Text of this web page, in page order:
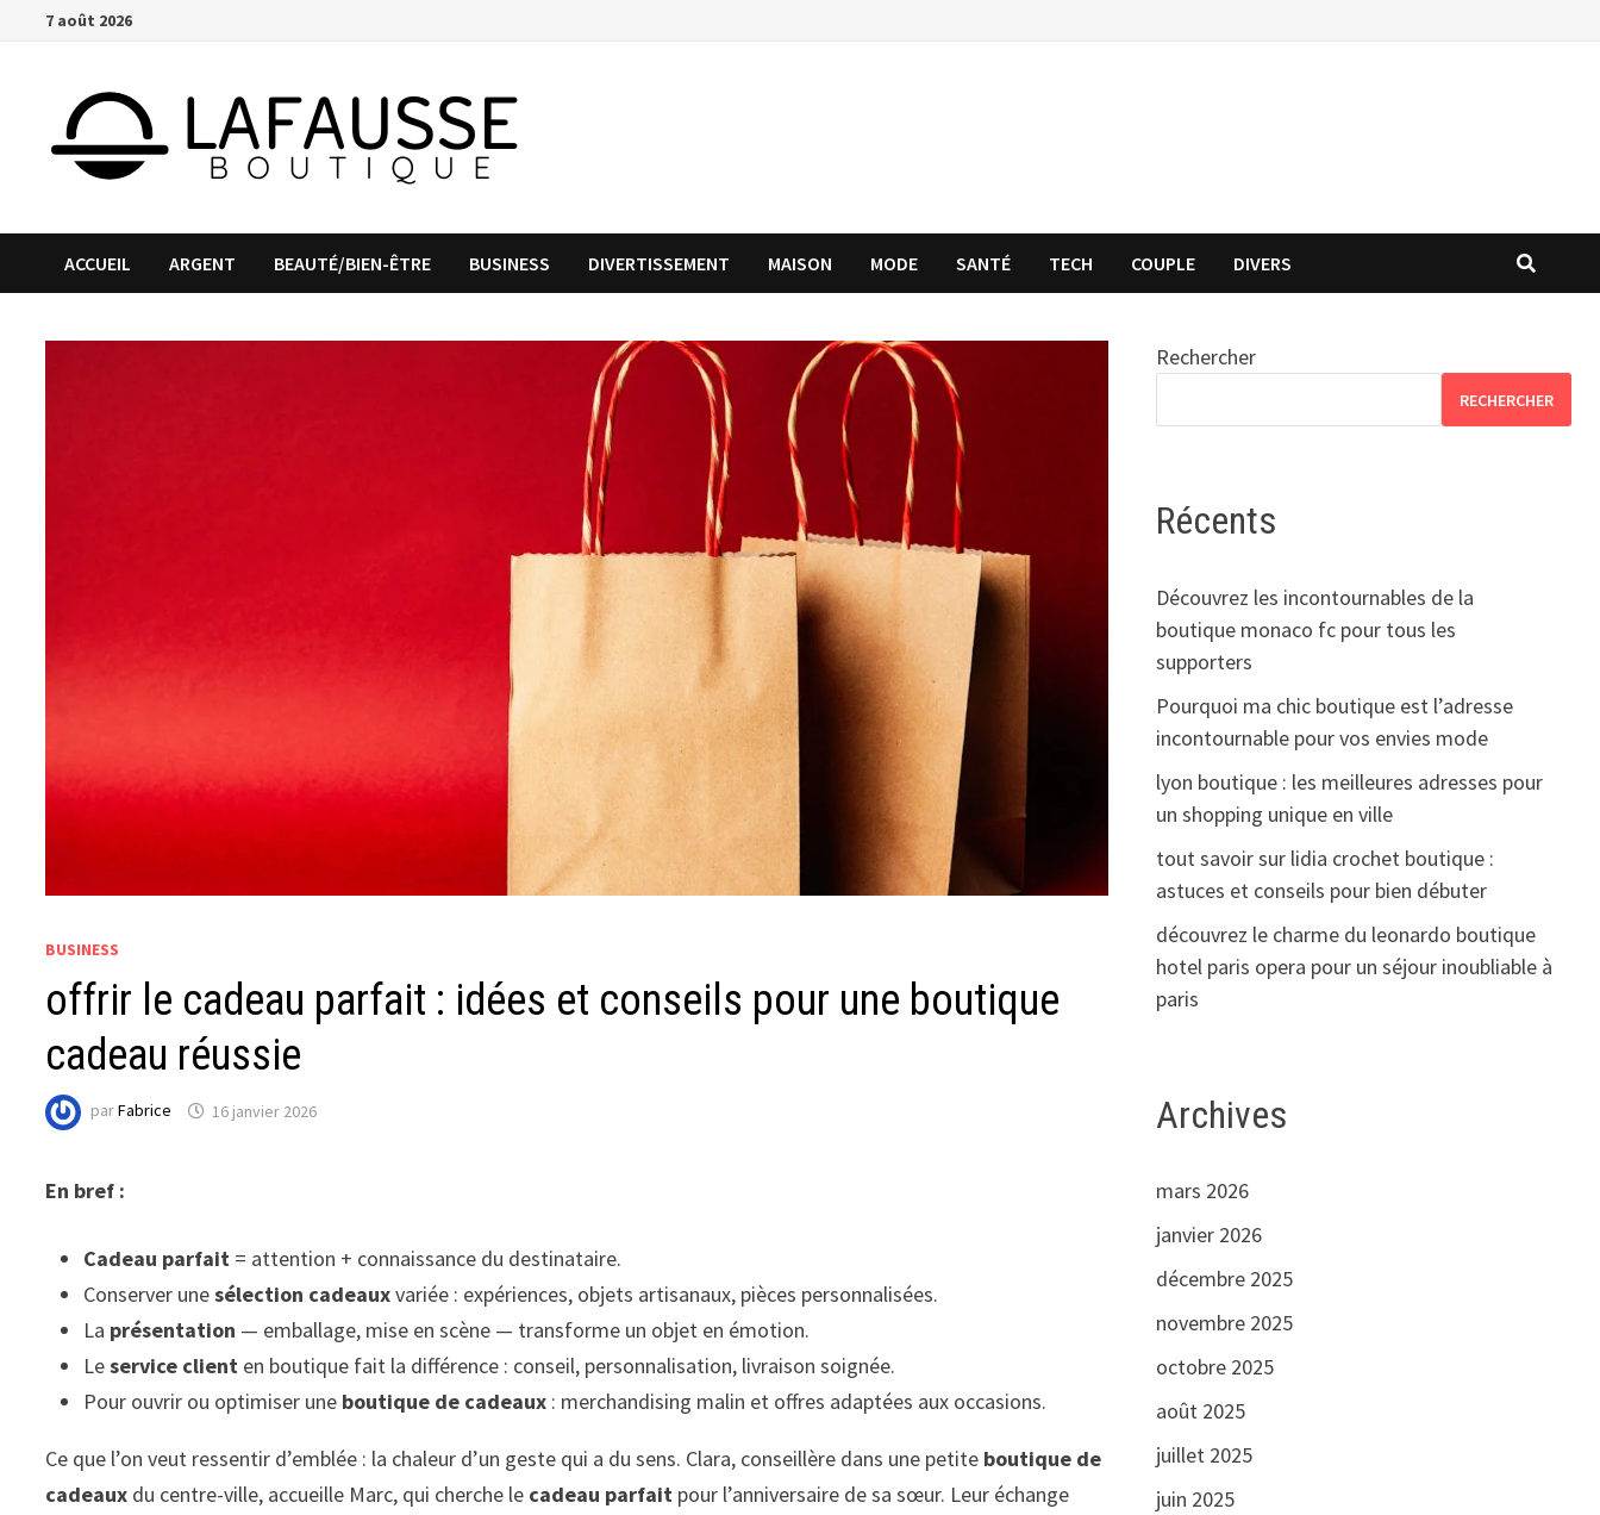
Passer7 août 2026
ACCUEIL ARGENT BEAUTÉ/BIEN-ÊTRE BUSINESS DIVERTISSEMENT MAISON MODE SANTÉ TECH COUPLE DIVERS
BUSINESS
offrir le cadeau parfait : idées et conseils pour une boutique
cadeau réussie
parFabrice 16 janvier 2026
En bref :
Cadeau parfait = attention + connaissance du destinataire.
Conserver unesélection cadeauxvariée : expériences, objets artisanaux, pièces personnalisées.
La présentation — emballage, mise en scène — transforme un objet en émotion.
Leservice client en boutique fait la différence : conseil, personnalisation, livraison soignée.
Pour ouvrir ou optimiser une boutique de cadeaux : merchandising malin et offres adaptées aux occasions.
Ce que l’on veut ressentir d’emblée : la chaleur d’un geste qui a du sens. Clara, conseillère dans une petite boutique de
cadeaux du centre-ville, accueille Marc, qui cherche le cadeau parfait pour l’anniversaire de sa sœur. Leur échange
Rechercher
RECHERCHER
Récents
Découvrez les incontournables de la
boutique monaco fc pour tous les
supporters
Pourquoi ma chic boutique est l’adresse
incontournable pour vos envies mode
lyon boutique : les meilleures adresses pour
un shopping unique en ville
tout savoir sur lidia crochet boutique :
astuces et conseils pour bien débuter
découvrez le charme du leonardo boutique
hotel paris opera pour un séjour inoubliable à
paris
Archives
mars 2026
janvier 2026
décembre 2025
novembre 2025
octobre 2025
août 2025
juillet 2025
juin 2025